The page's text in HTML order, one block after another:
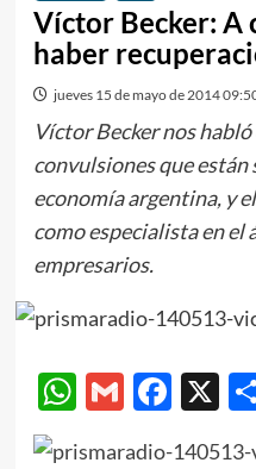
Víctor Becker: A
haber
jueves 15 de mayo de 2014
Víctor Becker nos
convulsiones que
economía argentina, y
como especialista en el
empresarios.
WhatsApp
GmailX